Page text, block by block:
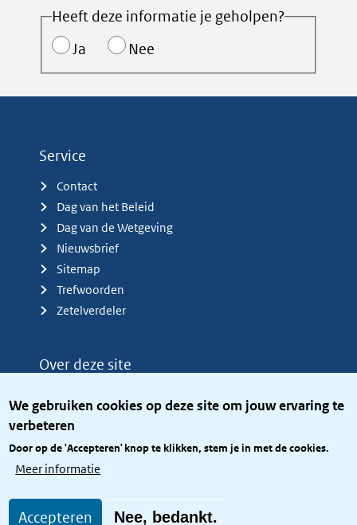
We gebruiken cookies op deze site om jouw ervaring te
verbeteren
Door op de 'Accepteren' knop te klikken, stem je in met de cookies.
Meer informatie
Accepteren Nee, bedankt.
Heeft deze informatie je geholpen?
Ja
Nee
Service
Contact
Dag van het Beleid
Dag van de Wetgeving
Nieuwsbrief
Sitemap
Trefwoorden
Zetelverdeler
Over deze site
Privacy
Toegang site openbaar
Toegankelijkheid